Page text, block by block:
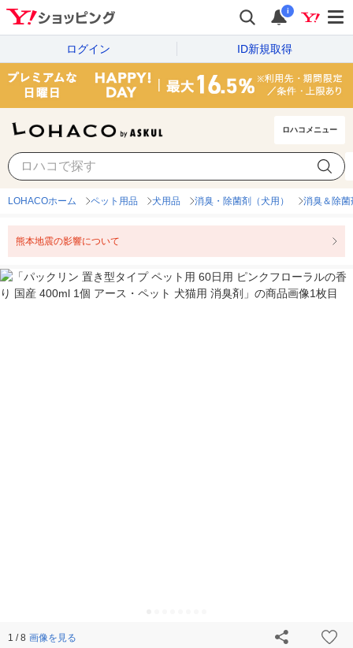
i
ログイン ID新規取得
ロハコメニュー
LOHACOホーム ペット用品 犬用品 消臭・除菌剤（犬用） 消臭＆除菌
熊本地震の影響について
1 / 8 画像を見る